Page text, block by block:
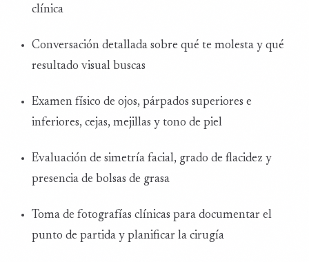
clínica
Conversación detallada sobre qué te molesta y qué
resultado visual buscas
Examen físico de ojos, párpados superiores e
inferiores, cejas, mejillas y tono de piel
Evaluación de simetría facial, grado de flacidez y
presencia de bolsas de grasa
Toma de fotografías clínicas para documentar el
punto de partida y planificar la cirugía